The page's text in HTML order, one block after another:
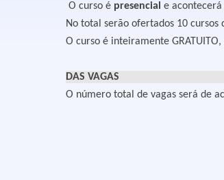
O curso é presenciale
No total serão ofertados 10 cursos
O curso é inteiramente
DAS VAGAS
O número total de vagas será de